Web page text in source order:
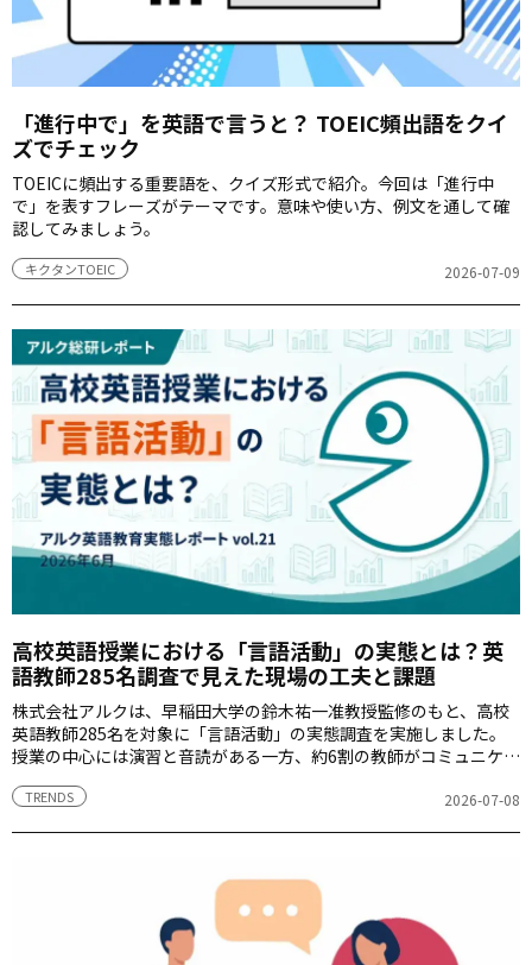
「進行中で」を英語で言うと？ TOEIC頻出語をクイ
ズでチェック
TOEICに頻出する重要語を、クイズ形式で紹介。今回は「進行中
で」を表すフレーズがテーマです。意味や使い方、例文を通して確
認してみましょう。
キクタンTOEIC 2026-07-09
高校英語授業における「言語活動」の実態とは？英
語教師285名調査で見えた現場の工夫と課題
株式会社アルクは、早稲田大学の鈴木祐一准教授監修のもと、高校
英語教師285名を対象に「言語活動」の実態調査を実施しました。
授業の中心には演習と音読がある一方、約6割の教師がコミュニケー
た。
TRENDS 2026-07-08